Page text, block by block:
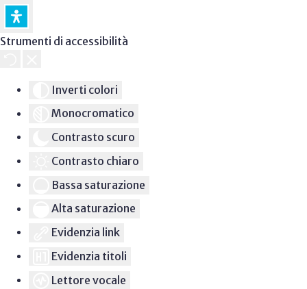
Strumenti di accessibilità
Inverti colori
Monocromatico
Contrasto scuro
Contrasto chiaro
Bassa saturazione
Alta saturazione
Evidenzia link
Evidenzia titoli
Lettore vocale